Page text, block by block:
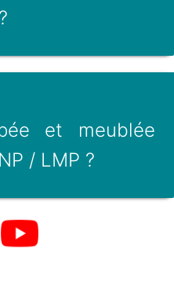
et meublée
/ LMP ?